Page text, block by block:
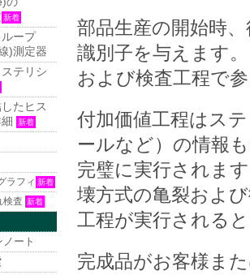
新着
ープ
)測定器
テリシ
たヒス
新着
ラフィ 新着
検査 新着
ート
部品生産の開始時
識別子を与えます
および検査工程で
付加価値工程はス
ールなど）の情報
完璧に実行されま
壊方式の亀裂およ
工程が実行される
完成品がお客様ま